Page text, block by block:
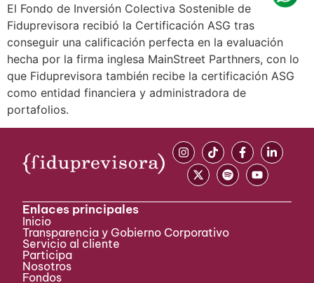
El Fondo de Inversión Colectiva Sostenible de
Fiduprevisora recibió la Certificación ASG tras
conseguir una calificación perfecta en la evaluación
hecha por la firma inglesa MainStreet Parthners, con lo
que Fiduprevisora también recibe la certificación ASG
como entidad financiera y administradora de
portafolios.
Enlaces principales
Inicio
Transparencia y Gobierno Corporativo
Servicio al cliente
Participa ​
Nosotros
Fondos